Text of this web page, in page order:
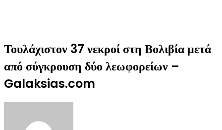
Τουλάχιστον 37 νεκροί στη Βολιβία μετά
από σύγκρουση δύο λεωφορείων –
Galaksias.com